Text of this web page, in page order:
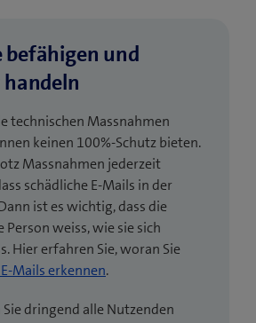
Internet-, sondern
E-Mail-Traffic zu blockieren.
befähigen und
technischen Massnahmen
keinen 100%-Schutz bieten.
Massnahmen jederzeit
schädliche E-Mails in der
ist es wichtig, dass die
weiss, wie sie sich
Hier erfahren Sie, woran Sie
Mails erkennen.
dringend alle Nutzenden